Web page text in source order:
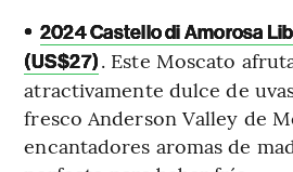
• 2024 Castello di Amorosa
(US$27). Este Moscato
atractivamente dulce de
fresco Anderson Valley de
encantadores aromas de